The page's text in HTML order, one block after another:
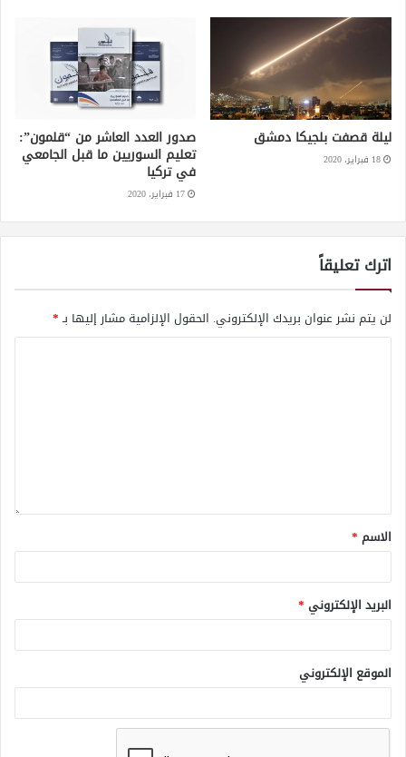
ليلة قصفت بلجيكا دمشق
18 فبراير، 2020
صدور العدد العاشر من “قلمون”:
تعليم السوريين ما قبل الجامعي
في تركيا
17 فبراير، 2020
اترك تعليقاً
لن يتم نشر عنوان بريدك الإلكتروني. الحقول الإلزامية مشار إليها بـ*
الاسم *
البريد الإلكتروني *
الموقع الإلكتروني